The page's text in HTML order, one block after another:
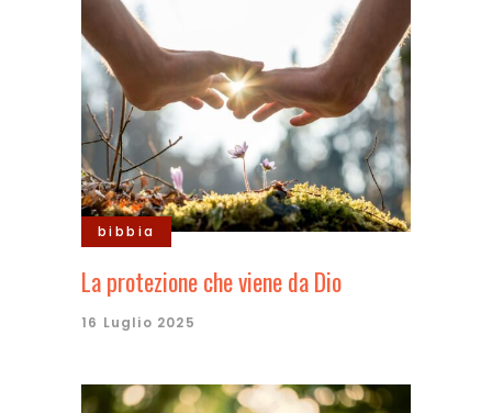
bibbia
La protezione che viene da Dio
16 Luglio 2025